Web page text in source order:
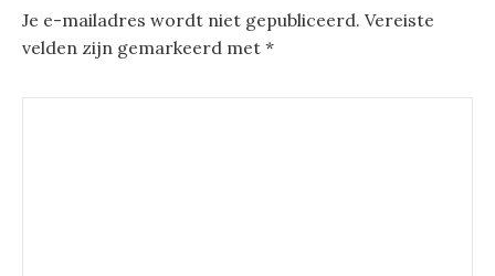
Je e-mailadres wordt niet gepubliceerd. Vereiste
velden zijn gemarkeerd met *